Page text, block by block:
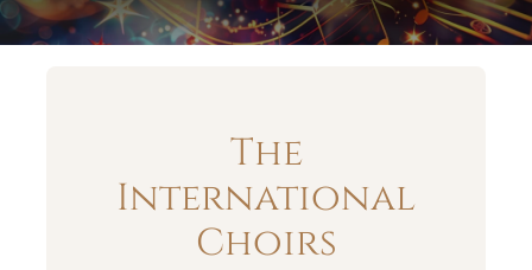
Concours
The
International
Choirs